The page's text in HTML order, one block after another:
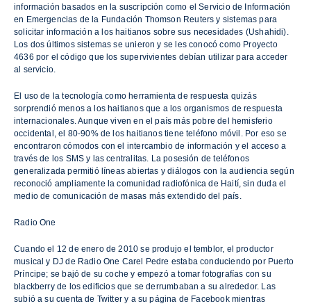
información basados en la suscripción como el Servicio de Información
en Emergencias de la Fundación Thomson Reuters y sistemas para
solicitar información a los haitianos sobre sus necesidades (Ushahidi).
Los dos últimos sistemas se unieron y se les conocó como Proyecto
4636 por el código que los supervivientes debían utilizar para acceder
al servicio.
El uso de la tecnología como herramienta de respuesta quizás
sorprendió menos a los haitianos que a los organismos de respuesta
internacionales. Aunque viven en el país más pobre del hemisferio
occidental, el 80-90% de los haitianos tiene teléfono móvil. Por eso se
encontraron cómodos con el intercambio de información y el acceso a
través de los SMS y las centralitas. La posesión de teléfonos
generalizada permitió líneas abiertas y diálogos con la audiencia según
reconoció ampliamente la comunidad radiofónica de Haití, sin duda el
medio de comunicación de masas más extendido del país.
Radio One
Cuando el 12 de enero de 2010 se produjo el temblor, el productor
musical y DJ de Radio One Carel Pedre estaba conduciendo por Puerto
Príncipe; se bajó de su coche y empezó a tomar fotografías con su
blackberry de los edificios que se derrumbaban a su alrededor. Las
subió a su cuenta de Twitter y a su página de Facebook mientras